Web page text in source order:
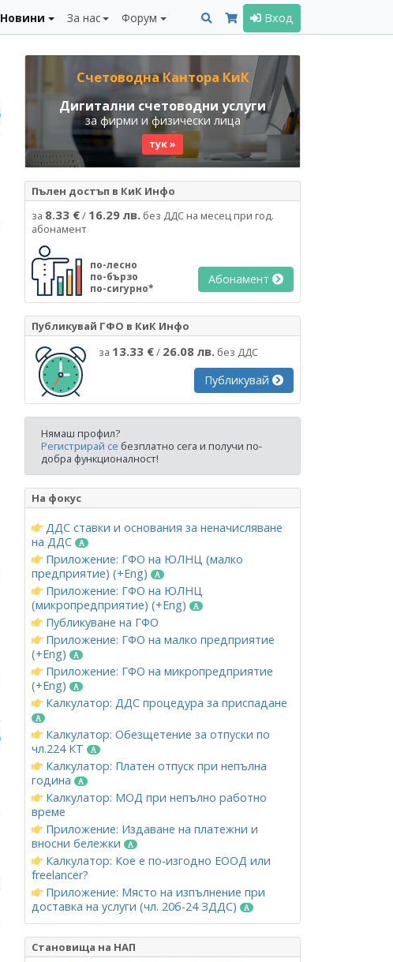
Новини За нас Форум Вход
Счетоводна Кантора КиК
Дигитални счетоводни услуги
за фирми и физически лица
тук »
Пълен достъп в КиК Инфо
за 8.33 €/ 16.29 лв. без ДДС на месец при год.
абонамент
по-лесно
по-бързо
по-сигурно*
Абонамент
Публикувай ГФО в КиК Инфо
за 13.33 €/ 26.08 лв. без ДДС
Публикувай
Нямаш профил?
Регистрирай се безплатно сега и получи по-
добра функционалност!
На фокус
ДДС ставки и основания за неначисляване
на ДДС
Приложение: ГФО на ЮЛНЦ (малко
предприятие) (+Eng)
Приложение: ГФО на ЮЛНЦ
(микропредприятие) (+Eng)
Публикуване на ГФО
Приложение: ГФО на малко предприятие
(+Eng)
Приложение: ГФО на микропредприятие
(+Eng)
Калкулатор: ДДС процедура за приспадане
Калкулатор: Обезщетение за отпуски по
чл.224 КТ
Калкулатор: Платен отпуск при непълна
година
Калкулатор: МОД при непълно работно
време
Приложение: Издаване на платежни и
вносни бележки
Калкулатор: Кое е по-изгодно ЕООД или
freelancer?
Приложение: Място на изпълнение при
доставка на услуги (чл. 20б-24 ЗДДС)
Становища на НАП